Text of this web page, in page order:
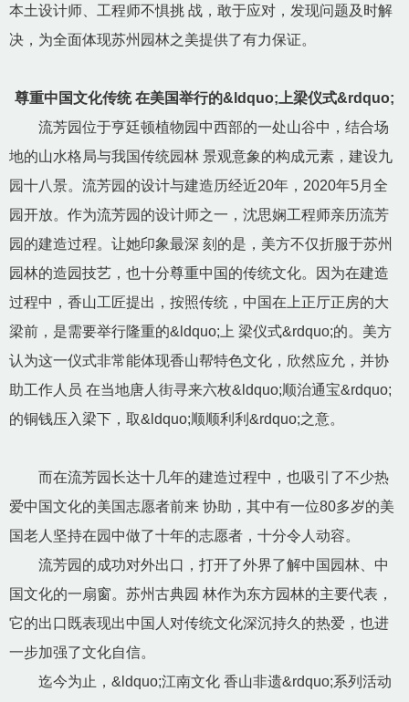
本土设计师、工程师不惧挑 战，敢于应对，发现问题及时解
决，为全面体现苏州园林之美提供了有力保证。
尊重中国文化传统 在美国举行的&ldquo;上梁仪式&rdquo;
流芳园位于亨廷顿植物园中西部的一处山谷中，结合场
地的山水格局与我国传统园林 景观意象的构成元素，建设九
园十八景。流芳园的设计与建造历经近20年，2020年5月全
园开放。作为流芳园的设计师之一，沈思娴工程师亲历流芳
园的建造过程。让她印象最深 刻的是，美方不仅折服于苏州
园林的造园技艺，也十分尊重中国的传统文化。因为在建造
过程中，香山工匠提出，按照传统，中国在上正厅正房的大
梁前，是需要举行隆重的&ldquo;上 梁仪式&rdquo;的。美方
认为这一仪式非常能体现香山帮特色文化，欣然应允，并协
助工作人员 在当地唐人街寻来六枚&ldquo;顺治通宝&rdquo;
的铜钱压入梁下，取&ldquo;顺顺利利&rdquo;之意。
而在流芳园长达十几年的建造过程中，也吸引了不少热
爱中国文化的美国志愿者前来 协助，其中有一位80多岁的美
国老人坚持在园中做了十年的志愿者，十分令人动容。
流芳园的成功对外出口，打开了外界了解中国园林、中
国文化的一扇窗。苏州古典园 林作为东方园林的主要代表，
它的出口既表现出中国人对传统文化深沉持久的热爱，也进
一步加强了文化自信。
迄今为止，&ldquo;江南文化 香山非遗&rdquo;系列活动